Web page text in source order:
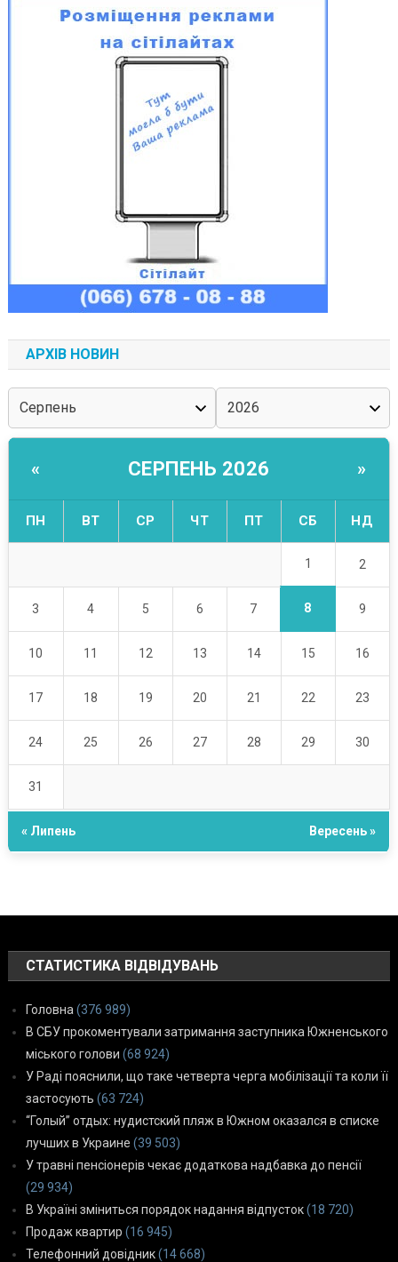
АРХІВ НОВИН
« СЕРПЕНЬ 2026 »
ПН ВТ СР ЧТ ПТ СБ НД
1 2
3 4 5 6 7 8 9
10 11 12 13 14 15 16
17 18 19 20 21 22 23
24 25 26 27 28 29 30
31
« Липень Вересень »
СТАТИСТИКА ВІДВІДУВАНЬ
Головна (376 989)
В СБУ прокоментували затримання заступника Южненського
міського голови (68 924)
У Раді пояснили, що таке четверта черга мобілізації та коли її
застосують (63 724)
“Голый” отдых: нудистский пляж в Южном оказался в списке
лучших в Украине (39 503)
У травні пенсіонерів чекає додаткова надбавка до пенсії
(29 934)
В Україні зміниться порядок надання відпусток(18 720)
Продаж квартир (16 945)
Телефонний довідник(14 668)